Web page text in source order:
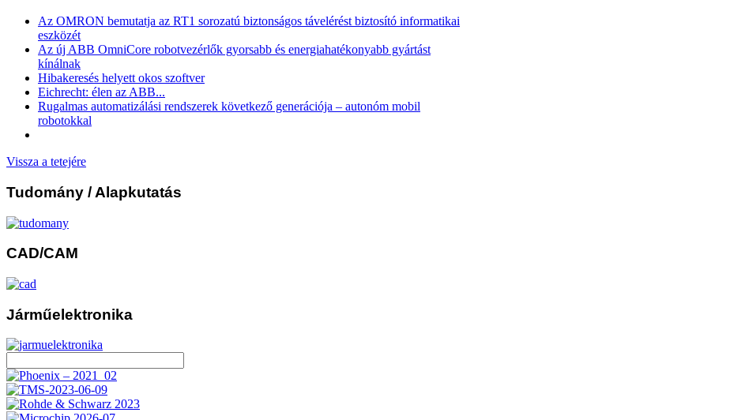
Az OMRON bemutatja az RT1 sorozatú biztonságos távelérést biztosító informatikai
eszközét
Az új ABB OmniCore robotvezérlők gyorsabb és energiahatékonyabb gyártást
kínálnak
Hibakeresés helyett okos szoftver
Eichrecht: élen az ABB...
Rugalmas automatizálási rendszerek következő generációja – autonóm mobil
robotokkal
Vissza a tetejére
Tudomány / Alapkutatás
CAD/CAM
Járműelektronika